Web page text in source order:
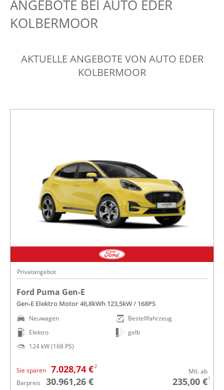
ANGEBOTE BEI AUTO EDER
KOLBERMOOR
AKTUELLE ANGEBOTE VON AUTO EDER
KOLBERMOOR
Privatangebot
Ford Puma Gen-E
Gen-E Elektro Motor 46,8kWh 123,5kW / 168PS
Neuwagen
Elektro
124 kW (168 PS)
Bestellfahrzeug
gelb
Sie sparen 7.028,74 €2
Barpreis 30.961,26 €
Mtl. ab
235,00 €1